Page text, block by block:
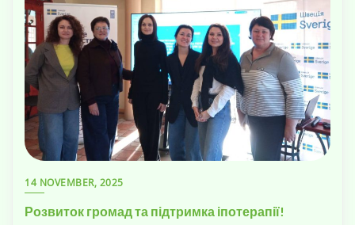
14 NOVEMBER, 2025
Розвиток громад та підтримка іпотерапії!